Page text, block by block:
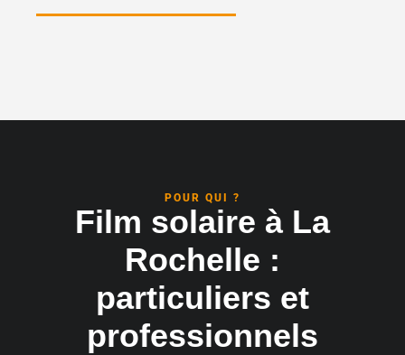
POUR QUI ?
Film solaire à La
Rochelle :
particuliers et
professionnels